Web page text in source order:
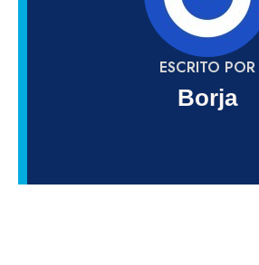
ESCRITO POR
Borja